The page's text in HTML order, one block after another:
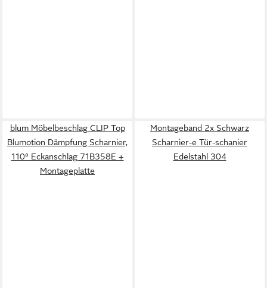
blum Möbelbeschlag CLIP Top
Blumotion Dämpfung Scharnier,
110° Eckanschlag 71B358E +
Montageplatte
Montageband 2x Schwarz
Scharnier-e Tür-schanier
Edelstahl 304